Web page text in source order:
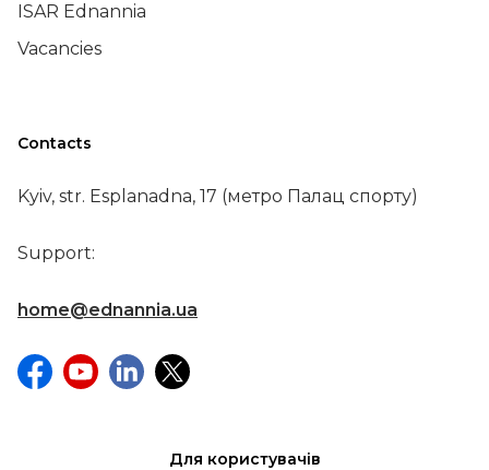
ISAR Ednannia
Vacancies
Contacts
Kyiv, str. Esplanadna, 17 (метро Палац спорту)
Support:
home@ednannia.ua
Для користувачів